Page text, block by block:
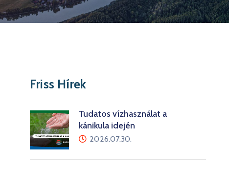
Friss Hírek
Tudatos vízhasználat a
kánikula idején
2026.07.30.